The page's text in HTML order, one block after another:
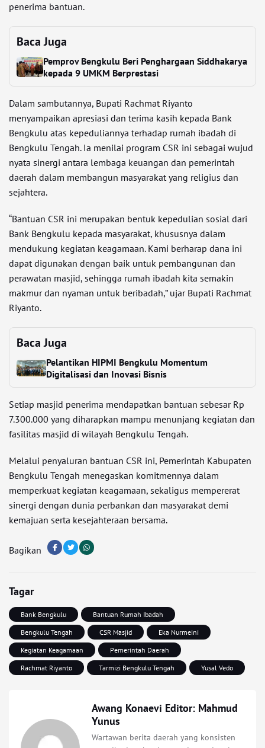
penerima bantuan.
Baca Juga
Pemprov Bengkulu Beri Penghargaan Siddhakarya
kepada 9 UMKM Berprestasi
Dalam sambutannya, Bupati Rachmat Riyanto
menyampaikan apresiasi dan terima kasih kepada Bank
Bengkulu atas kepeduliannya terhadap rumah ibadah di
Bengkulu Tengah. Ia menilai program CSR ini sebagai wujud
nyata sinergi antara lembaga keuangan dan pemerintah
daerah dalam membangun masyarakat yang religius dan
sejahtera.
“Bantuan CSR ini merupakan bentuk kepedulian sosial dari
Bank Bengkulu kepada masyarakat, khususnya dalam
mendukung kegiatan keagamaan. Kami berharap dana ini
dapat digunakan dengan baik untuk pembangunan dan
perawatan masjid, sehingga rumah ibadah kita semakin
makmur dan nyaman untuk beribadah,” ujar Bupati Rachmat
Riyanto.
Baca Juga
Pelantikan HIPMI Bengkulu Momentum
Digitalisasi dan Inovasi Bisnis
Setiap masjid penerima mendapatkan bantuan sebesar Rp
7.300.000 yang diharapkan mampu menunjang kegiatan dan
fasilitas masjid di wilayah Bengkulu Tengah.
Melalui penyaluran bantuan CSR ini, Pemerintah Kabupaten
Bengkulu Tengah menegaskan komitmennya dalam
memperkuat kegiatan keagamaan, sekaligus mempererat
sinergi dengan dunia perbankan dan masyarakat demi
kemajuan serta kesejahteraan bersama.
Bagikan
Tagar
Bank Bengkulu
Bantuan Rumah Ibadah
Bengkulu Tengah
CSR Masjid
Eka Nurmeini
Kegiatan Keagamaan
Pemerintah Daerah
Rachmat Riyanto
Tarmizi Bengkulu Tengah Yusal Vedo
Awang Konaevi Editor: Mahmud
Yunus
Wartawan berita daerah yang konsisten